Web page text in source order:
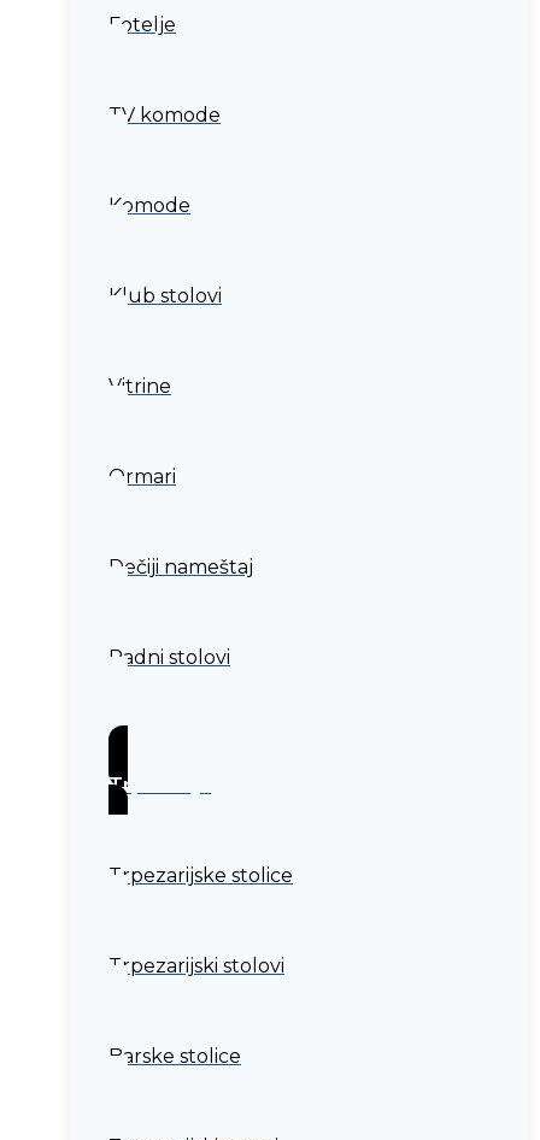
Fotelje
TV komode
Komode
Klub stolovi
Vitrine
Ormari
Dečiji nameštaj
Radni stolovi
Trpezarija
Trpezarijske stolice
Trpezarijski stolovi
Barske stolice